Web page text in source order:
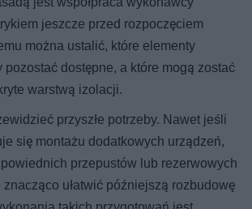
jeszcze przed rozpoczęciem
można ustalić, które elementy
dostępne, a które mogą zostać
warstwą izolacji.
przyszłe potrzeby. Nawet jeśli
się montażu dodatkowych urządzeń,
przepustów lub rezerwowych
ułatwić późniejszą rozbudowę